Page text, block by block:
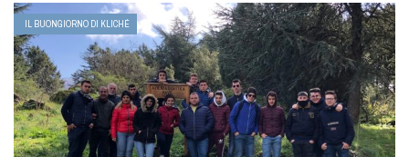
IL BUONGIORNO DI KLICHÉ